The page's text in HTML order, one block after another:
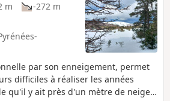
m
-272 m
par son enneigement, permet
difficiles à réaliser les années
qu'il y ait près d'un mètre de neige,